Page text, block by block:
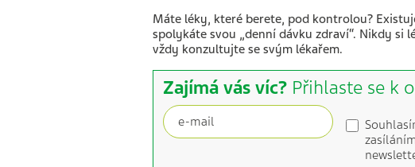
Máte léky, které berete, pod kontrolou?
spolykáte svou „denní dávku zdraví“. Nikdy si
vždy konzultujte se svým lékařem.
Zajímá vás víc? Přihlaste se k